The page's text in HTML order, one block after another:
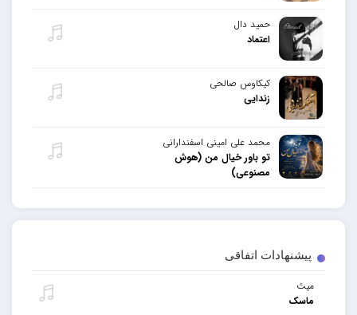
پیشنهادات اتفاقی
میث
ماسک
حمید دال
اعتماد
کیکاوس صالحی
زندایی
محمد علی امینی اسفندارانی
تو باور خیال من (هوش
مصنوعی)